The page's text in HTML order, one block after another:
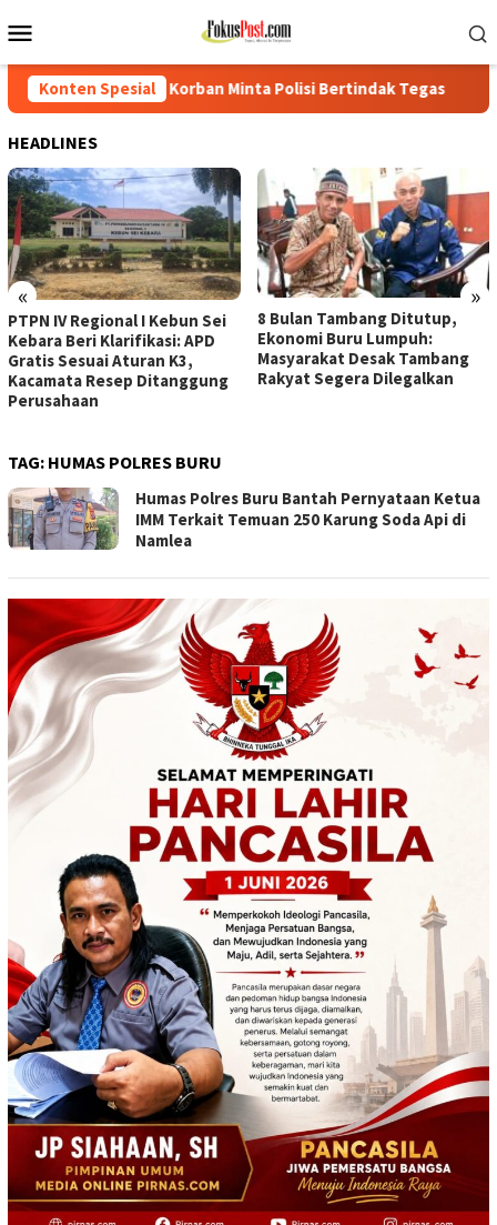
ke
Mobile
Konten Spesial
Minta Polisi Bertindak Tegas PTPN IV Regional I
HEADLINES
« »
PTPN IV Regional I Kebun Sei
Kebara Beri Klarifikasi: APD
Gratis Sesuai Aturan K3,
Kacamata Resep Ditanggung
Perusahaan
8 Bulan Tambang Ditutup,
Ekonomi Buru Lumpuh:
Masyarakat Desak Tambang
Rakyat Segera Dilegalkan
TAG: HUMAS POLRES BURU
Humas Polres Buru Bantah Pernyataan Ketua
IMM Terkait Temuan 250 Karung Soda Api di
Namlea